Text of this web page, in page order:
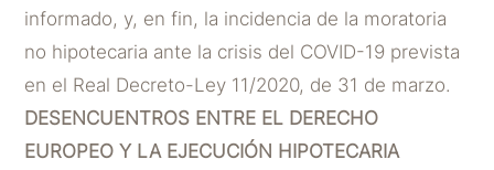
informado, y, en fin, la incidencia de la moratoria
no hipotecaria ante la crisis del COVID-19 prevista
en el Real Decreto-Ley 11/2020, de 31 de marzo.
DESENCUENTROS ENTRE EL DERECHO
EUROPEO Y LA EJECUCIÓN HIPOTECARIA